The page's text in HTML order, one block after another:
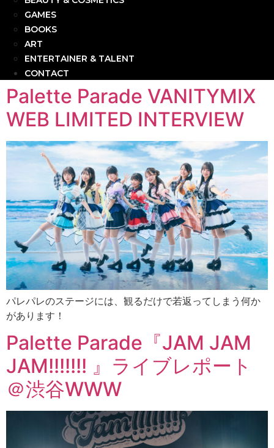
GAMES
BOOKS
ART
ENTERTAINER & TALENT
CONTACT
Palette Parade VANITYMIX
WEB LIMITED INTERVIEW
パレパレのステージには、観るだけで若返ってしまう何か
があります！
Palette Parade『JAM JAM
JAM!!!!!!! 』ライブレポート
＠渋谷WWW